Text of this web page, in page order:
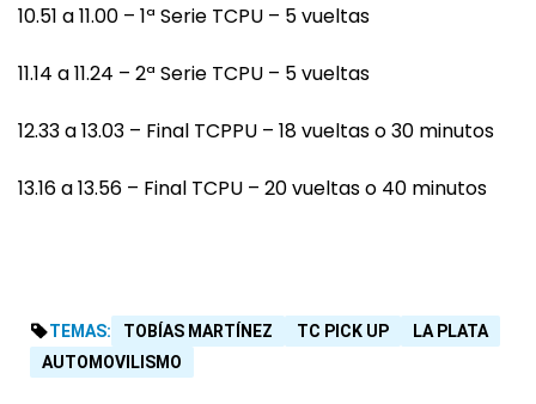
10.51 a 11.00 – 1ª Serie TCPU – 5 vueltas
11.14 a 11.24 – 2ª Serie TCPU – 5 vueltas
12.33 a 13.03 – Final TCPPU – 18 vueltas o 30 minutos
13.16 a 13.56 – Final TCPU – 20 vueltas o 40 minutos
TEMAS: TOBÍAS MARTÍNEZ TC PICK UP
LA PLATA
AUTOMOVILISMO